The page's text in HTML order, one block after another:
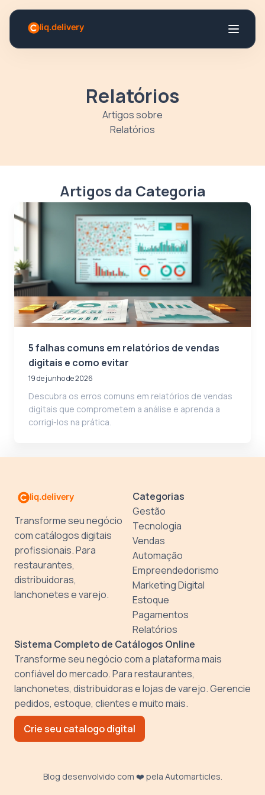
Relatórios
Artigos sobre
Relatórios
Artigos da Categoria
5 falhas comuns em relatórios de vendas
digitais e como evitar
19 de junho de 2026
Descubra os erros comuns em relatórios de vendas
digitais que comprometem a análise e aprenda a
corrigi-los na prática.
Transforme seu negócio
com catálogos digitais
profissionais. Para
restaurantes,
distribuidoras,
lanchonetes e varejo.
Categorias
Gestão
Tecnologia
Vendas
Automação
Empreendedorismo
Marketing Digital
Estoque
Pagamentos
Relatórios
Sistema Completo de Catálogos Online
Transforme seu negócio com a plataforma mais
confiável do mercado. Para restaurantes,
lanchonetes, distribuidoras e lojas de varejo. Gerencie
pedidos, estoque, clientes e muito mais.
Crie seu catalogo digital
Blog desenvolvido com ❤️ pela Automarticles